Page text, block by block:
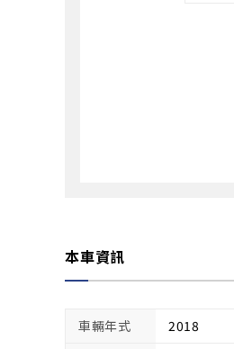
本車資訊
車輛年式 2018